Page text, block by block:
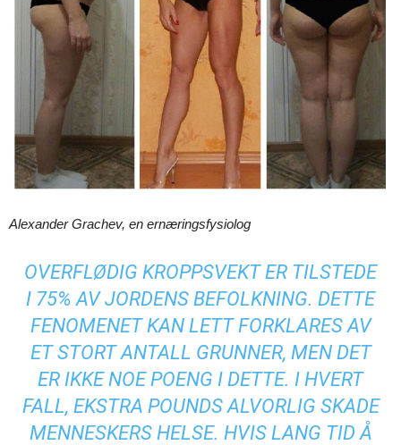
Alexander Grachev, en ernæringsfysiolog
OVERFLØDIG KROPPSVEKT ER TILSTEDE
I 75% AV JORDENS BEFOLKNING. DETTE
FENOMENET KAN LETT FORKLARES AV
ET STORT ANTALL GRUNNER, MEN DET
ER IKKE NOE POENG I DETTE. I HVERT
FALL, EKSTRA POUNDS ALVORLIG SKADE
MENNESKERS HELSE. HVIS LANG TID Å